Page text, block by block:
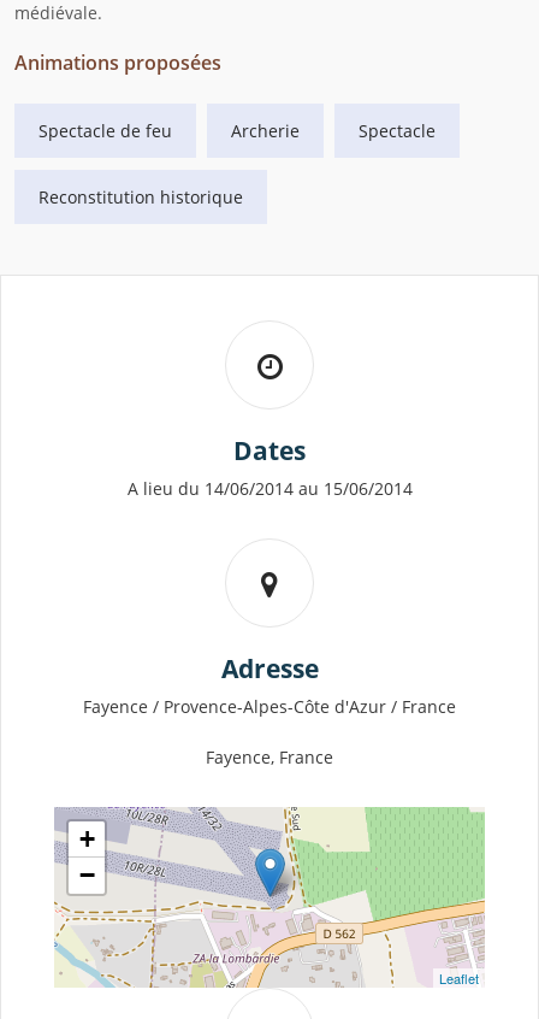
médiévale.
Animations proposées
Spectacle de feu Archerie Spectacle
Reconstitution historique
Dates
A lieu du 14/06/2014 au 15/06/2014
Adresse
Fayence / Provence-Alpes-Côte d'Azur / France
Fayence, France
+
−
Leaflet